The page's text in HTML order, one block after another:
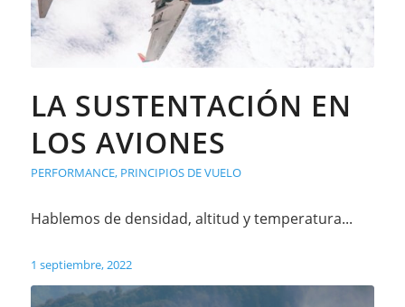
LA SUSTENTACIÓN EN
LOS AVIONES
PERFORMANCE, PRINCIPIOS DE VUELO
Hablemos de densidad, altitud y temperatura...
1 septiembre, 2022